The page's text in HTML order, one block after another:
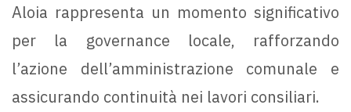
Aloia rappresenta un momento significativo
per la governance locale, rafforzando
l’azione dell’amministrazione comunale e
assicurando continuità nei lavori consiliari.